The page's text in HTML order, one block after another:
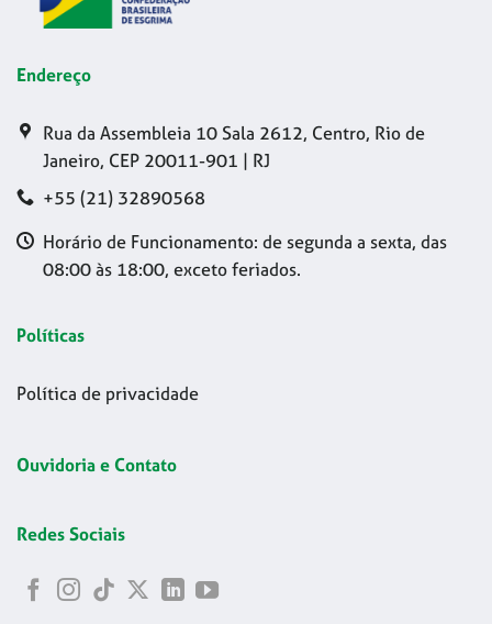
Endereço
Rua da Assembleia 10 Sala 2612, Centro, Rio de
Janeiro, CEP 20011-901 | RJ
+55 (21) 32890568
Horário de Funcionamento: de segunda a sexta, das
08:00 às 18:00, exceto feriados.
Políticas
Política de privacidade
Ouvidoria e Contato
Redes Sociais